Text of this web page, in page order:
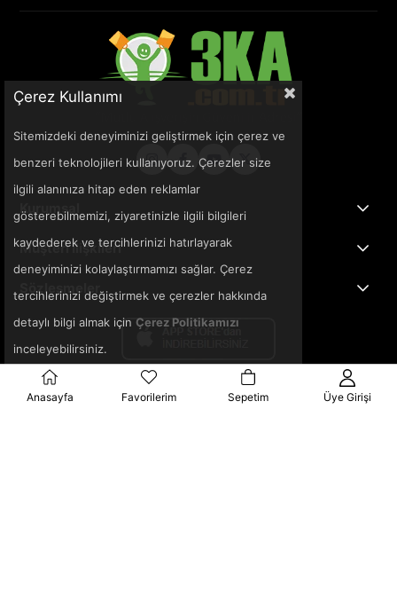
Kurumsal
Müşteri İlişkileri
Sözleşmeler
Çerez Kullanımı
Sitemizdeki deneyiminizi geliştirmek için çerez ve
benzeri teknolojileri kullanıyoruz. Çerezler size
ilgili alanınıza hitap eden reklamlar
gösterebilmemizi, ziyaretinizle ilgili bilgileri
kaydederek ve tercihlerinizi hatırlayarak
deneyiminizi kolaylaştırmamızı sağlar. Çerez
tercihlerinizi değiştirmek ve çerezler hakkında
detaylı bilgi almak için Çerez Politikamızı
inceleyebilirsiniz.
Anasayfa Favorilerim Sepetim Üye Girişi